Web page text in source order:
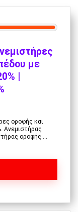
με
|
οροφής και
Ανεμιστήρας
οροφής ...